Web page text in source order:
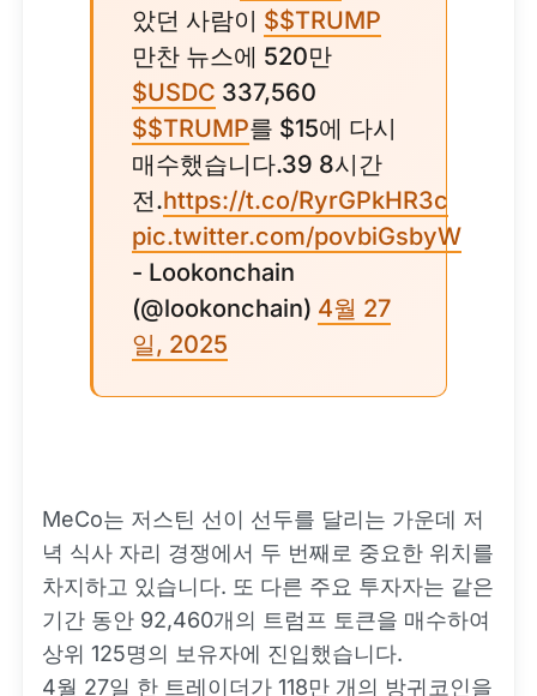
았던 사람이 $$TRUMP
만찬 뉴스에 520만
$USDC 337,560
$$TRUMP를 $15에 다시
매수했습니다.39 8시간
전.https://t.co/RyrGPkHR3c
pic.twitter.com/povbiGsbyW
- Lookonchain
(@lookonchain) 4월 27
일, 2025
MeCo는 저스틴 선이 선두를 달리는 가운데 저
녁 식사 자리 경쟁에서 두 번째로 중요한 위치를
차지하고 있습니다. 또 다른 주요 투자자는 같은
기간 동안 92,460개의 트럼프 토큰을 매수하여
상위 125명의 보유자에 진입했습니다.
4월 27일 한 트레이더가 118만 개의 방귀코인을